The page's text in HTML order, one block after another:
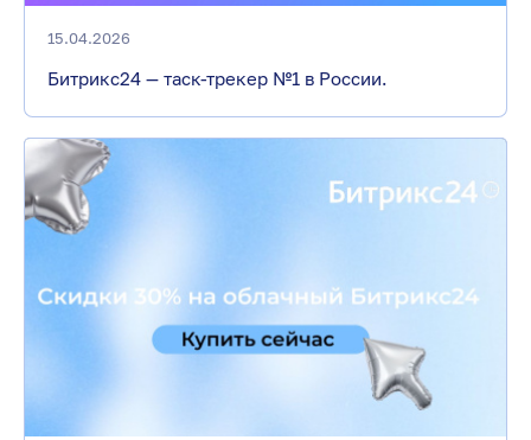
15.04.2026
Битрикс24 — таск-трекер №1 в России.